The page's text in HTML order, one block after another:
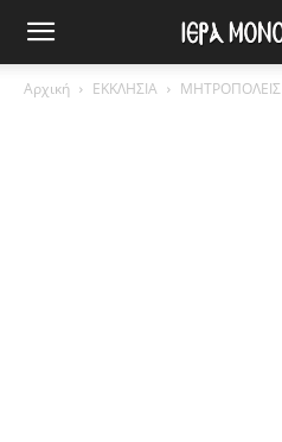
Αρχική ΕΚΚΛΗΣΙΑ ΜΗΤΡΟΠΟΛΕΙΣ